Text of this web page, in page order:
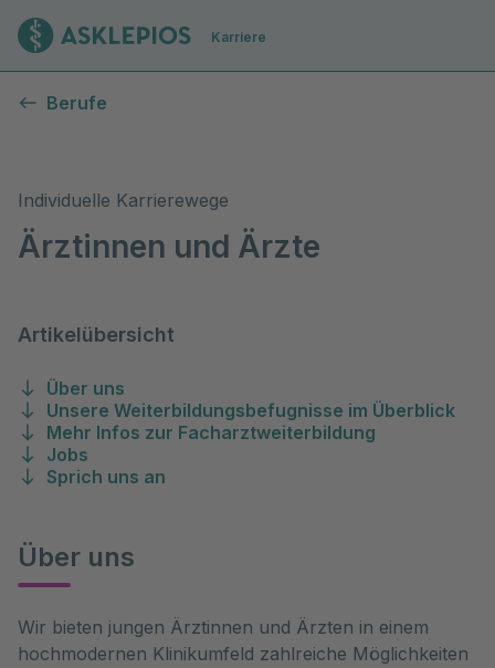
Zur Startseite
Karriere
Berufe
Individuelle Karrierewege
Ärztinnen und Ärzte
Artikelübersicht
Über uns
Unsere Weiterbildungsbefugnisse im Überblick
Mehr Infos zur Facharztweiterbildung
Jobs
Sprich uns an
Über uns
Wir bieten jungen Ärztinnen und Ärzten in einem
hochmodernen Klinikumfeld zahlreiche Möglichkeiten